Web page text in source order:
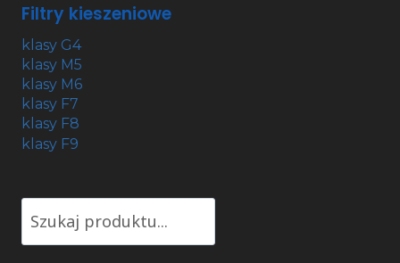
Filtry kieszeniowe
klasy G4
klasy M5
klasy M6
klasy F7
klasy F8
klasy F9
Wpisz
czego
szukasz